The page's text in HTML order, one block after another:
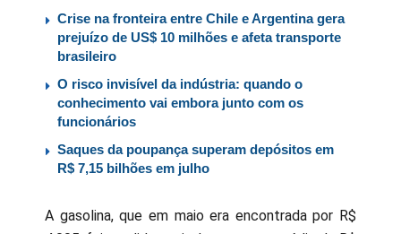
Crise na fronteira entre Chile e Argentina gera
prejuízo de US$ 10 milhões e afeta transporte
brasileiro
O risco invisível da indústria: quando o
conhecimento vai embora junto com os
funcionários
Saques da poupança superam depósitos em
R$ 7,15 bilhões em julho
A gasolina, que em maio era encontrada por R$